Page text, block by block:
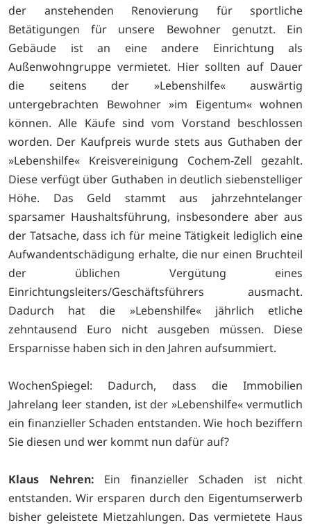
der anstehenden Renovierung für sportliche
Betätigungen für unsere Bewohner genutzt. Ein
Gebäude ist an eine andere Einrichtung als
Außenwohngruppe vermietet. Hier sollten auf Dauer
die seitens der »Lebenshilfe« auswärtig
untergebrachten Bewohner »im Eigentum« wohnen
können. Alle Käufe sind vom Vorstand beschlossen
worden. Der Kaufpreis wurde stets aus Guthaben der
»Lebenshilfe« Kreisvereinigung Cochem-Zell gezahlt.
Diese verfügt über Guthaben in deutlich siebenstelliger
Höhe. Das Geld stammt aus jahrzehntelanger
sparsamer Haushaltsführung, insbesondere aber aus
der Tatsache, dass ich für meine Tätigkeit lediglich eine
Aufwandentschädigung erhalte, die nur einen Bruchteil
der üblichen Vergütung eines
Einrichtungsleiters/Geschäftsführers ausmacht.
Dadurch hat die »Lebenshilfe« jährlich etliche
zehntausend Euro nicht ausgeben müssen. Diese
Ersparnisse haben sich in den Jahren aufsummiert.
WochenSpiegel: Dadurch, dass die Immobilien
Jahrelang leer standen, ist der »Lebenshilfe« vermutlich
ein finanzieller Schaden entstanden. Wie hoch beziffern
Sie diesen und wer kommt nun dafür auf?
Klaus Nehren: Ein finanzieller Schaden ist nicht
entstanden. Wir ersparen durch den Eigentumserwerb
bisher geleistete Mietzahlungen. Das vermietete Haus